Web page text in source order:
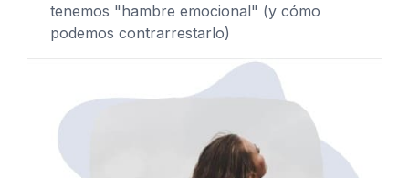
tenemos "hambre emocional" (y cómo
podemos contrarrestarlo)